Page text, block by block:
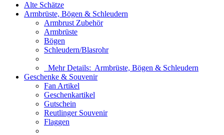
Alte Schätze
Armbrüste, Bögen & Schleudern
Armbrust Zubehör
Armbrüste
Bögen
Schleudern/Blasrohr
Mehr Details: Armbrüste, Bögen & Schleudern
Geschenke & Souvenir
Fan Artikel
Geschenkartikel
Gutschein
Reutlinger Souvenir
Flaggen